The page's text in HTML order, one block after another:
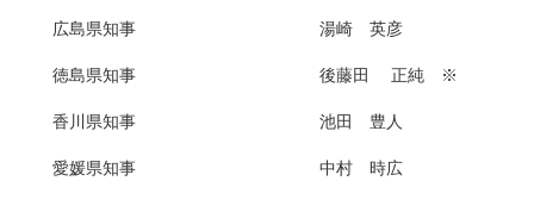
広島県知事 湯崎 英彦
徳島県知事 後藤田 正純 ※
香川県知事 池田 豊人
愛媛県知事 中村 時広